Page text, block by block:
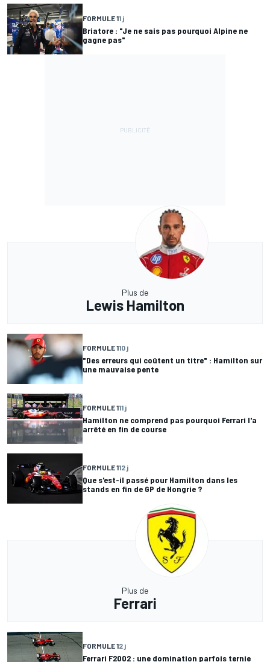
FORMULE 11 j
Briatore : "Je ne sais pas pourquoi Alpine ne
gagne pas"
Plus de
Lewis Hamilton
FORMULE 110 j
"Des erreurs qui coûtent un titre" : Hamilton sur
une mauvaise pente
FORMULE 111 j
Hamilton ne comprend pas pourquoi Ferrari l'a
arrêté en fin de course
FORMULE 112 j
Que s'est-il passé pour Hamilton dans les
stands en fin de GP de Hongrie ?
Plus de
Ferrari
FORMULE 12 j
Ferrari F2002 : une domination parfois ternie